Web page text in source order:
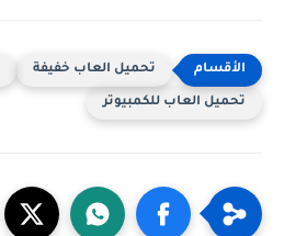
تحميل العاب خفيفة
تحميل العاب للكمبيوتر